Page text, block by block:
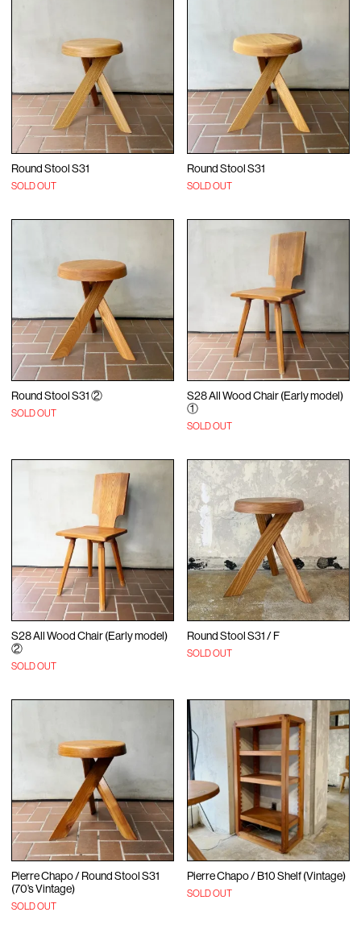
Round Stool S31
SOLD OUT
Round Stool S31
SOLD OUT
Round Stool S31 ②
SOLD OUT
S28 All Wood Chair (Early model)
①
SOLD OUT
S28 All Wood Chair (Early model)
②
SOLD OUT
Round Stool S31 / F
SOLD OUT
Pierre Chapo / Round Stool S31
(70’s Vintage)
SOLD OUT
Pierre Chapo / B10 Shelf (Vintage)
SOLD OUT